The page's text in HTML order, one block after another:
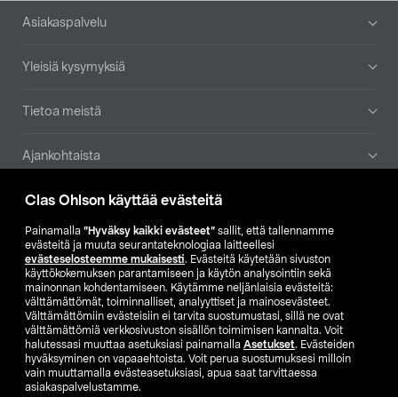
Clas Ohlson käyttää evästeitä
Painamalla ”Hyväksy kaikki evästeet” sallit, että tallennamme
evästeitä ja muuta seurantateknologiaa laitteellesi
evästeselosteemme mukaisesti. Evästeitä käytetään sivuston
käyttökokemuksen parantamiseen ja käytön analysointiin sekä
mainonnan kohdentamiseen. Käytämme neljänlaisia evästeitä:
välttämättömät, toiminnalliset, analyyttiset ja mainosevästeet.
Välttämättömiin evästeisiin ei tarvita suostumustasi, sillä ne ovat
välttämättömiä verkkosivuston sisällön toimimisen kannalta. Voit
halutessasi muuttaa asetuksiasi painamalla Asetukset. Evästeiden
hyväksyminen on vapaaehtoista. Voit perua suostumuksesi milloin
vain muuttamalla evästeasetuksiasi, apua saat tarvittaessa
asiakaspalvelustamme.
Alatunniste
Asiakaspalvelu
Yleisiä kysymyksiä
Tietoa meistä
Ajankohtaista
Muut yrityksemme
Etsi myymälä
SE NO FI
FI SV